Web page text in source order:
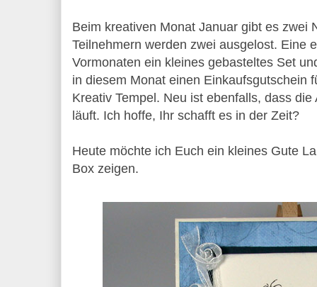
Beim kreativen Monat Januar gibt es zwei
Teilnehmern werden zwei ausgelost. Eine
Vormonaten ein kleines gebasteltes Set
in diesem Monat einen Einkaufsgutschein
Kreativ Tempel. Neu ist ebenfalls, dass
läuft. Ich hoffe, Ihr schafft es in der Zeit?
Heute möchte ich Euch ein kleines Gute
Box zeigen.